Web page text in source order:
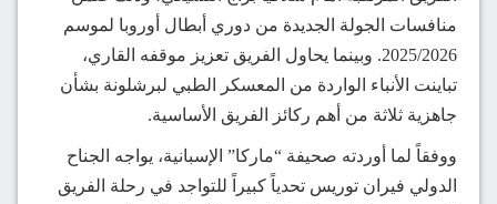
منافسات الجولة الجديدة من دوري أبطال أوروبا لموسم
2025/2026. وبينما يحاول الفريق تعزيز موقفه القاري،
تباينت الأنباء الواردة من المعسكر الطبي لبرشلونة بشأن
جاهزية ثلاثة من أهم ركائز الفريق الأساسية.
ووفقاً لما أوردته صحيفة “ماركا” الإسبانية، يواجه الجناح
الدولي فيران توريس تحدياً كبيراً للتواجد في رحلة الفريق